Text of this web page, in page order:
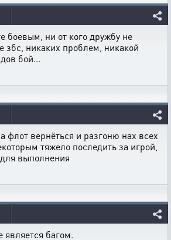
боевым, ни от кого дружбу не
никаких проблем, никакой
бой...
флот вернёться и разгоню нах всех
тяжело последить за игрой,
выполнения
является багом.